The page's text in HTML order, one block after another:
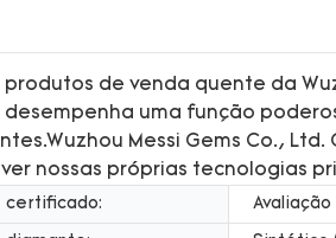
produtos de venda quente da
desempenha uma função
Messi Gems Co.,
nossas próprias tecnologias
certificado: